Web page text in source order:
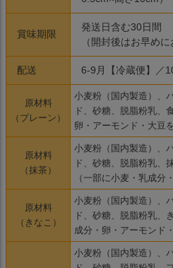
賞味期限
発送日含む30日間
（開封後はお早め
配送 6-9月【冷蔵便】／
原材料
（プレーン）
小麦粉（国内製造）、
ド、砂糖、脱脂粉乳、
卵・アーモンド・大豆
原材料
（抹茶）
小麦粉（国内製造）、
ド、砂糖、脱脂粉乳、
（一部に小麦・乳成分
原材料
（きなこ）
小麦粉（国内製造）、
ド、砂糖、脱脂粉乳、
成分・卵・アーモンド
小麦粉（国内製造）、